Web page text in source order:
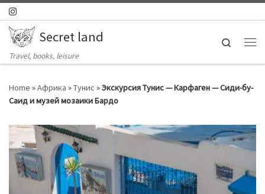
Skip to content
Secret land
Travel, books, leisure
Search
Home »Африка »Тунис »Экскурсия Тунис — Карфаген — Сиди-бу-
Саид и музей мозаики Бардо